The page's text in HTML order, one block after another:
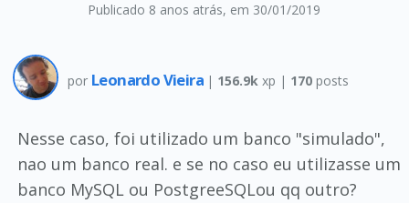
Publicado 8 anos atrás, em 30/01/2019
por Leonardo Vieira | 156.9k xp | 170 posts
Nesse caso, foi utilizado um banco "simulado",
nao um banco real. e se no caso eu utilizasse um
banco MySQL ou PostgreeSQLou qq outro?